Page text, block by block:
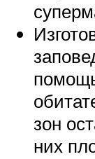
зон
них